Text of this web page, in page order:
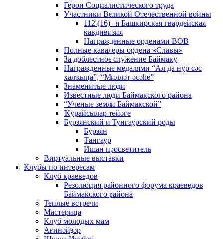
Герои Социалистического труда
Участники Великой Отечественной войны
112 (16) –я Башкирская гвардейская
кавдивизия
Награжденные орденами ВОВ
Полные кавалеры ордена «Славы»
За доблестное служение Баймаку
Награжденные медалями “Ал да нур сәс
халҡыңа”, “Милләт әсәһе”
Знаменитые люди
Известные люди Баймакского района
“Ученые земли Баймакской”
Ҡурайсылар төйәге
Бурзянский и Тунгаурский роды
Бурзян
Тангаур
Ишан просветитель
Виртуальные выставки
Клубы по интересам
Клуб краеведов
Резолюция районного форума краеведов
Баймакского района
Теплые встречи
Мастерица
Клуб молодых мам
Ағинәйҙәр